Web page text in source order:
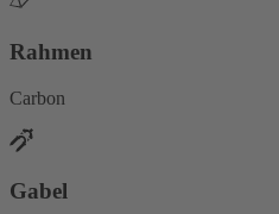
Rahmen
Carbon
Gabel